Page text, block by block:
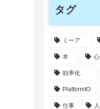
タグ
ミーア
本
効率化
PlatformIO
仕事